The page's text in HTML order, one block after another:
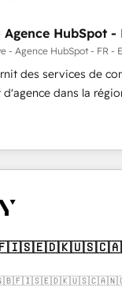
ABM: Drive pipeline
👩‍💻Web Design:
websites with
that drive results.
with tailored AI
HubSpot with
HubSpot -
- Agence HubSpot - FR -
des services de
dans la
plus de 115
Growth,
an integrator. With
(We focus on